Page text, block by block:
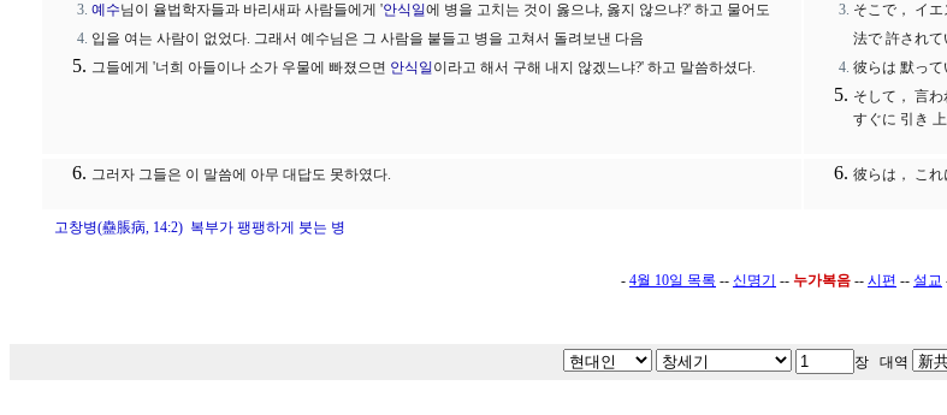
예수님이 율법학자들과 바리새파 사람들에게 '안식일에 병을 고치는 것이 옳으냐, 옳지 않으냐?' 하고 물어도
입을 여는 사람이 없었다. 그래서 예수님은 그 사람을 붙들고 병을 고쳐서 돌려보낸 다음
그들에게 '너희 아들이나 소가 우물에 빠졌으면 안식일 이라고 해서 구해 내지 않겠느냐?' 하고 말씀하셨다.
そこで， イ
法で 許されて
彼らは 默って
そして， 言
すぐに 引き
그러자 그들은 이 말씀에 아무 대답도 못하였다. 彼らは， これ
고창병(蠱脹病, 14:2) 복부가 팽팽하게 붓는 병
- 4월 10일 목록 -- 신명기 -- 누가복음 -- 시편 -- 설교
장 대역